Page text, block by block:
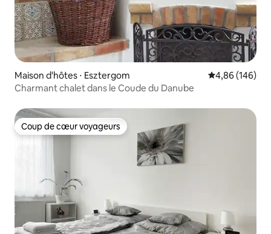
Maison d'hôtes ⋅ Esztergom Évaluation
4,86 (146)
Charmant chalet dans le Coude du Danube
Coup de cœur voyageurs
Coup de cœur voyageurs